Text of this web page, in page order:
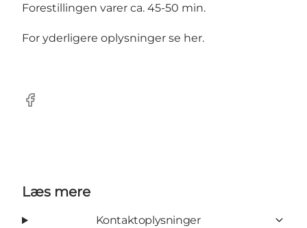
Forestillingen varer ca. 45-50 min.
For yderligere oplysninger se her.
Facebook
Læs mere
Kontaktoplysninger